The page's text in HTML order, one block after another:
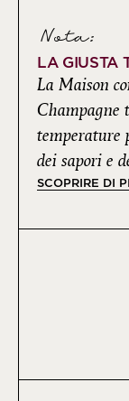
Nota:
LA GIUSTA
La Maison
Champagne
temperature
dei sapori e
SCOPRIRE DI